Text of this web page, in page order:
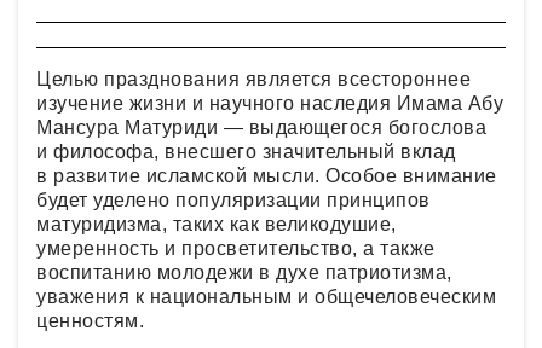
Целью празднования является всестороннее
изучение жизни и научного наследия Имама Абу
Мансура Матуриди — выдающегося богослова
и философа, внесшего значительный вклад
в развитие исламской мысли. Особое внимание
будет уделено популяризации принципов
матуридизма, таких как великодушие,
умеренность и просветительство, а также
воспитанию молодежи в духе патриотизма,
уважения к национальным и общечеловеческим
ценностям.